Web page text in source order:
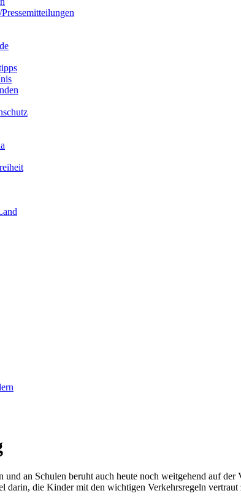
an Schulen beruht auch heute noch weitgehend auf
darin, die Kinder mit den wichtigen Verkehrsregeln